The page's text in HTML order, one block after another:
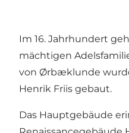
Im 16. Jahrhundert
mächtigen
von Ørbæklunde
Henrik Friis gebaut.
Das Hauptgebäude